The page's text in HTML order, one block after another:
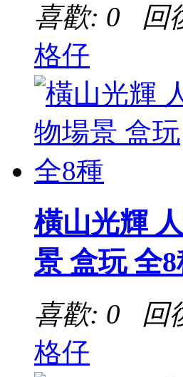
喜歡: 0 回
格仔
橫山光輝
景 盒玩 全
喜歡: 0 回
格仔